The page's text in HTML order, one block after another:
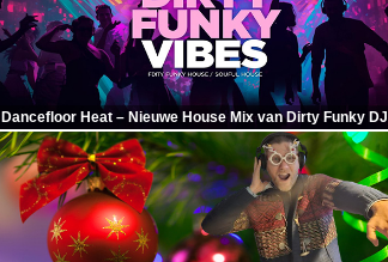
Dancefloor Heat – Nieuwe House Mix van Dirty Funky DJ